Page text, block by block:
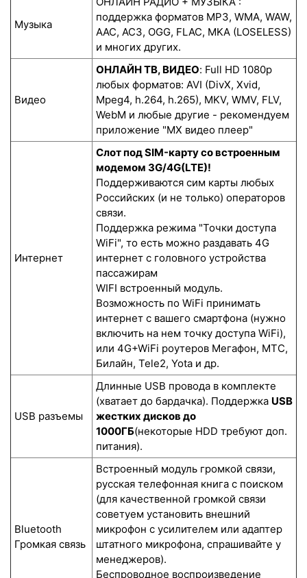
Музыка
поддержка форматов MP3, WMA, WAW,
AAC, AC3, OGG, FLAC, MKA (LOSELESS)
и многих других.
Видео
ОНЛАЙН ТВ, ВИДЕО: Full HD 1080p
любых форматов: AVI (DivX, Xvid,
Mpeg4, h.264, h.265), MKV, WMV, FLV,
WebM и любые другие - рекомендуем
приложение "MX видео плеер"
Интернет
Слот под SIM-карту со встроенным
модемом 3G/4G(LTE)!
Поддерживаются сим карты любых
Российских (и не только) операторов
связи.
Поддержка режима "Точки доступа
WiFi", то есть можно раздавать 4G
интернет с головного устройства
пассажирам
WIFI встроенный модуль.
Возможность по WiFi принимать
интернет с вашего смартфона (нужно
включить на нем точку доступа WiFi),
или 4G+WiFi роутеров Мегафон, МТС,
Билайн, Tele2, Yota и др.
USB разъемы
Длинные USB провода в комплекте
(хватает до бардачка). Поддержка USB
жестких дисков до
1000ГБ(некоторые HDD требуют доп.
питания).
Bluetooth
Громкая связь
Встроенный модуль громкой связи,
русская телефонная книга с поиском
(для качественной громкой связи
советуем установить внешний
микрофон с усилителем или адаптер
штатного микрофона, спрашивайте у
менеджеров).
Беспроводное воспроизведение